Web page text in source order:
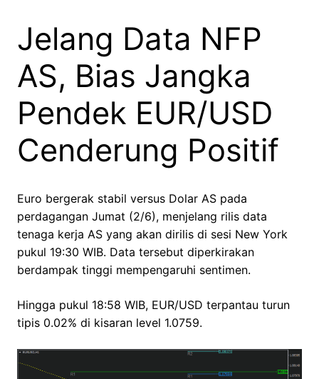
Jelang Data NFP
AS, Bias Jangka
Pendek EUR/USD
Cenderung Positif
Euro bergerak stabil versus Dolar AS pada
perdagangan Jumat (2/6), menjelang rilis data
tenaga kerja AS yang akan dirilis di sesi New York
pukul 19:30 WIB. Data tersebut diperkirakan
berdampak tinggi mempengaruhi sentimen.
Hingga pukul 18:58 WIB, EUR/USD terpantau turun
tipis 0.02% di kisaran level 1.0759.